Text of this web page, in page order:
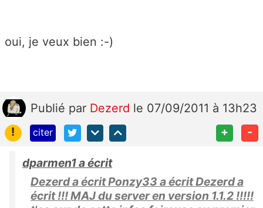
oui, je veux bien :-)
Publié par Dezerd le 07/09/2011 à 13h23
!
citer + -
dparmen1 a écrit
Dezerd a écrit Ponzy33 a écrit Dezerd a
écrit !!! MAJ du server en version 1.1.2 !!!!!